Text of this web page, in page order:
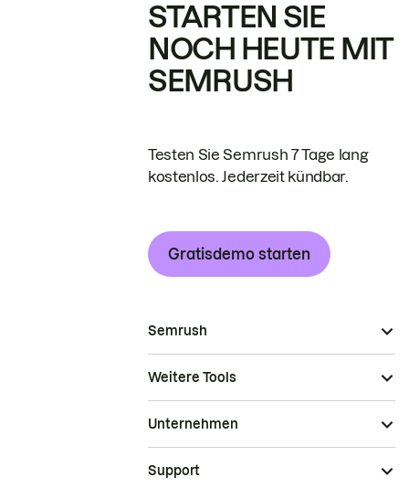
STARTEN SIE
NOCH HEUTE MIT
SEMRUSH
Testen Sie Semrush 7 Tage lang
kostenlos. Jederzeit kündbar.
Gratisdemo starten
Semrush
Weitere Tools
Unternehmen
Support